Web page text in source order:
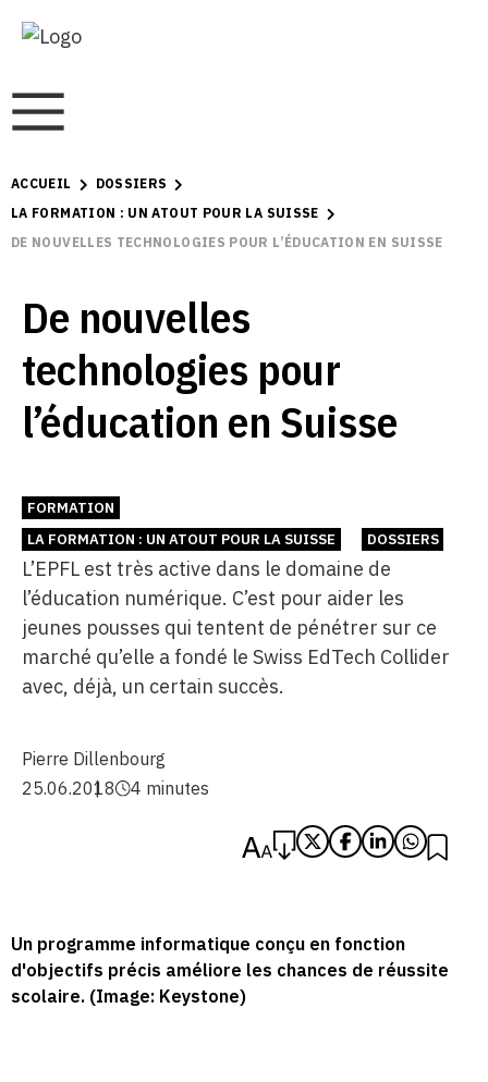
ACCUEIL
DOSSIERS
LA FORMATION : UN ATOUT POUR LA SUISSE
DE NOUVELLES TECHNOLOGIES POUR L’ÉDUCATION EN SUISSE
De nouvelles
technologies pour
l’éducation en Suisse
FORMATION
LA FORMATION : UN ATOUT POUR LA SUISSE
DOSSIERS
L’EPFL est très active dans le domaine de
l’éducation numérique. C’est pour aider les
jeunes pousses qui tentent de pénétrer sur ce
marché qu’elle a fondé le Swiss EdTech Collider
avec, déjà, un certain succès.
Pierre Dillenbourg
25.06.2018
4 minutes
Un programme informatique conçu en fonction
d'objectifs précis améliore les chances de réussite
scolaire. (Image: Keystone)